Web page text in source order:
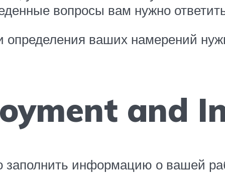
вопросы вам нужно
определения ваших намерений
and
информацию о вашей